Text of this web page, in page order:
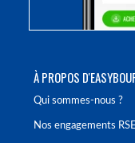
À PROPOS
Qui sommes-nous ?
Nos engagements RSE